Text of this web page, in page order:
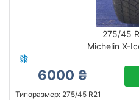
275/45
Michelin X-
6000 ₴
Типоразмер: 275/45 R21